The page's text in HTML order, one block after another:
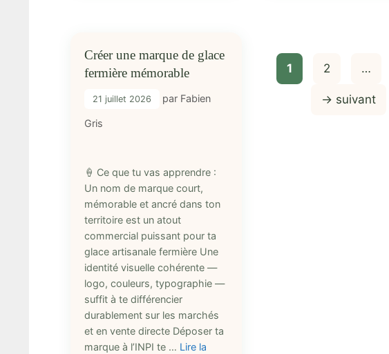
Créer une marque de glace
fermière mémorable
21 juillet 2026 par Fabien
Gris
🍦 Ce que tu vas apprendre :
Un nom de marque court,
mémorable et ancré dans ton
territoire est un atout
commercial puissant pour ta
glace artisanale fermière Une
identité visuelle cohérente —
logo, couleurs, typographie —
suffit à te différencier
durablement sur les marchés
et en vente directe Déposer ta
marque à l’INPI te … Lire la
Page
1 Page
2 …
→ suivant